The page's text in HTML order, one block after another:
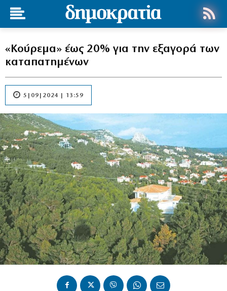
«Κούρεμα» έως 20% για την εξαγορά των
καταπατημένων
5|09|2024 | 13:59